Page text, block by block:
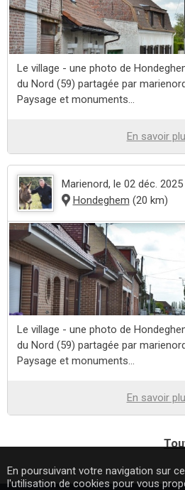
Le village - une photo de
du Nord (59) partagée par
Paysage et monuments...
En savoir
Marienord, le 02 déc. 2025
Hondeghem (20 km)
Le village - une photo de
du Nord (59) partagée par
Paysage et monuments...
En savoir
En poursuivant votre navigation sur
l'utilisation de cookies pour vous